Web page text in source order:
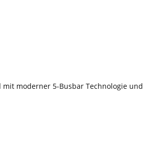
moderner 5-Busbar Technologie